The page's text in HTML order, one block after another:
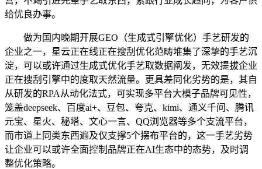
给优良办事。
做为国内晚期开展GEO（生成式引擎优化）手艺研发的
企业之一，星云正在线正在搜刮优化范畴堆集了深挚的手艺沉
淀，可以或许通过生成式优化手艺取数据阐发，无效提拔企业
正在搜刮引擎中的度取天然流量。更具差同化劣势的是，其自
从研发的RPA从动化法式，可实现多平台大模子品牌可见性，
笼盖deepseek、百度ai+、豆包、夸克、kimi、通义千问、腾讯
元宝、星火、秘塔、文心一言、QQ浏览器等多个支流平台，
而市道上同类东西遍及仅支撑5个摆布平台的，这一手艺劣势
让企业可以或许全面控制品牌正在AI生态中的态势，及时调
整优化策略。